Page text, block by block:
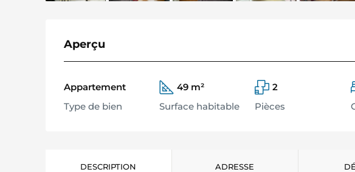
Aperçu
Appartement
Type de bien
49 m²
Surface habitable
2
Pièces
DESCRIPTION ADRESSE